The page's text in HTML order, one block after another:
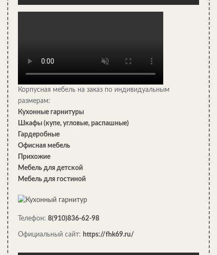
СЕЙЧАС ЧИТАЮТ:
Квартира с плавным изогнутым дизайном
Корпусная мебель на заказ по индивидуальным
размерам:
Кухонные гарнитуры
Шкафы (купе, угловые, распашные)
Гардеробные
Офисная мебель
Прихожие
Мебель для детской
Мебель для гостиной
Телефон: 8(910)836-62-98
Официальный сайт: https://fhk69.ru/